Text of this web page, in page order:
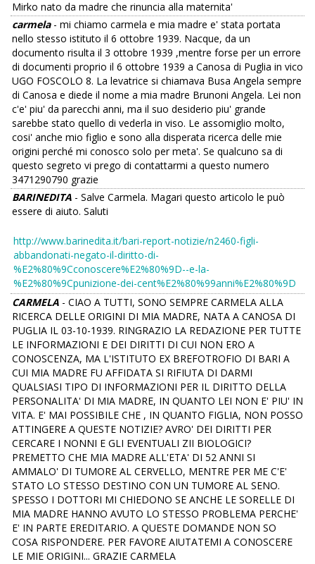
Mirko nato da madre che rinuncia alla maternita'
carmela- mi chiamo carmela e mia madre e' stata portata
nello stesso istituto il 6 ottobre 1939. Nacque, da un
documento risulta il 3 ottobre 1939 ,mentre forse per un errore
di documenti proprio il 6 ottobre 1939 a Canosa di Puglia in vico
UGO FOSCOLO 8. La levatrice si chiamava Busa Angela sempre
di Canosa e diede il nome a mia madre Brunoni Angela. Lei non
c'e' piu' da parecchi anni, ma il suo desiderio piu' grande
sarebbe stato quello di vederla in viso. Le assomiglio molto,
cosi' anche mio figlio e sono alla disperata ricerca delle mie
origini perché mi conosco solo per meta'. Se qualcuno sa di
questo segreto vi prego di contattarmi a questo numero
3471290790 grazie
BARINEDITA - Salve Carmela. Magari questo articolo le può
essere di aiuto. Saluti
http://www.barinedita.it/bari-report-notizie/n2460-figli-
abbandonati-negato-il-diritto-di-
%E2%80%9Cconoscere%E2%80%9D--e-la-
%E2%80%9Cpunizione-dei-cent%E2%80%99anni%E2%80%9D
CARMELA - CIAO A TUTTI, SONO SEMPRE CARMELA ALLA
RICERCA DELLE ORIGINI DI MIA MADRE, NATA A CANOSA DI
PUGLIA IL 03-10-1939. RINGRAZIO LA REDAZIONE PER TUTTE
LE INFORMAZIONI E DEI DIRITTI DI CUI NON ERO A
CONOSCENZA, MA L'ISTITUTO EX BREFOTROFIO DI BARI A
CUI MIA MADRE FU AFFIDATA SI RIFIUTA DI DARMI
QUALSIASI TIPO DI INFORMAZIONI PER IL DIRITTO DELLA
PERSONALITA' DI MIA MADRE, IN QUANTO LEI NON E' PIU' IN
VITA. E' MAI POSSIBILE CHE , IN QUANTO FIGLIA, NON POSSO
ATTINGERE A QUESTE NOTIZIE? AVRO' DEI DIRITTI PER
CERCARE I NONNI E GLI EVENTUALI ZII BIOLOGICI?
PREMETTO CHE MIA MADRE ALL'ETA' DI 52 ANNI SI
AMMALO' DI TUMORE AL CERVELLO, MENTRE PER ME C'E'
STATO LO STESSO DESTINO CON UN TUMORE AL SENO.
SPESSO I DOTTORI MI CHIEDONO SE ANCHE LE SORELLE DI
MIA MADRE HANNO AVUTO LO STESSO PROBLEMA PERCHE'
E' IN PARTE EREDITARIO. A QUESTE DOMANDE NON SO
COSA RISPONDERE. PER FAVORE AIUTATEMI A CONOSCERE
LE MIE ORIGINI... GRAZIE CARMELA